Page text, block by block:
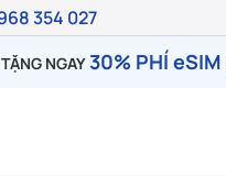
354 027
TẶNG NGAY30% PHÍ eSIM